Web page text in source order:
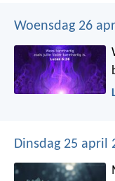
Woensdag 26
Dinsdag 25 april